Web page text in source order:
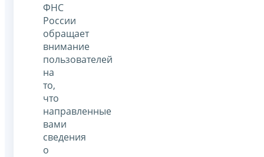
ФНС
России
обращает
внимание
пользователей
на
то,
что
направленные
вами
сведения
о